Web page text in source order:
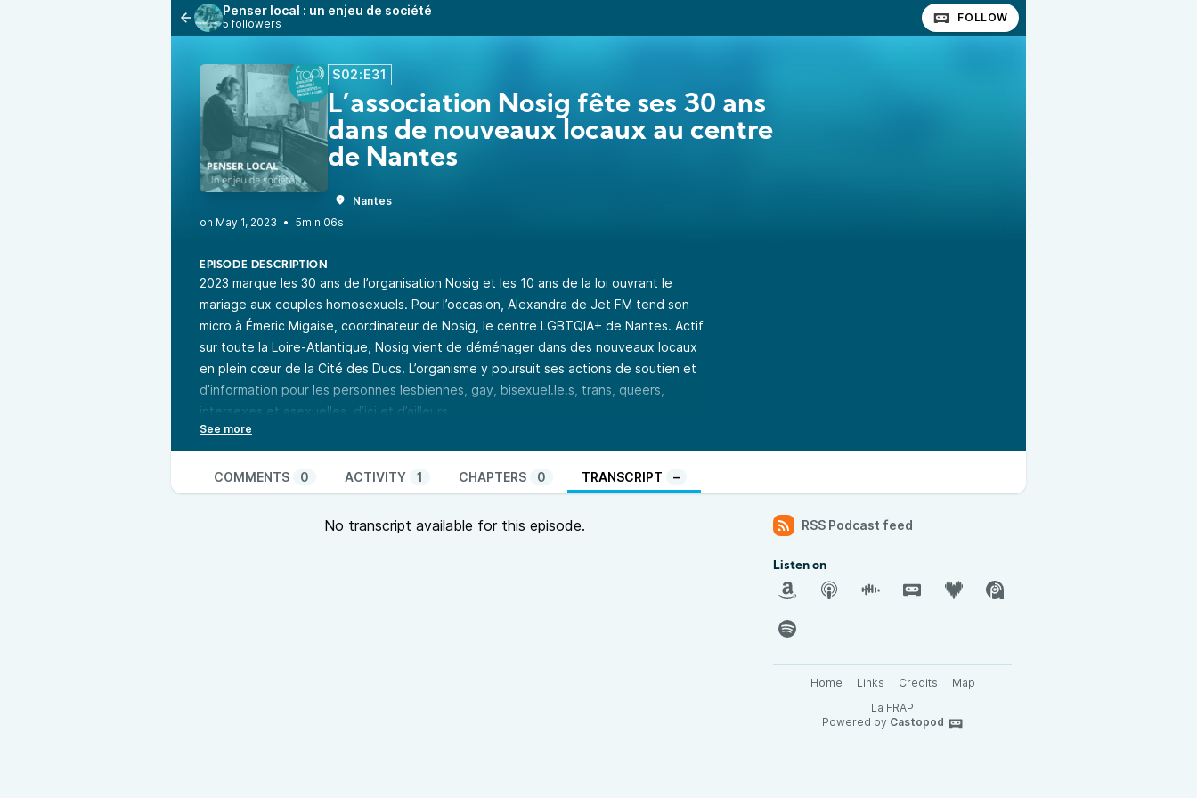
Penser local : un enjeu de société
5 followers FOLLOW
S02:E31
L’association Nosig fête ses 30 ans
dans de nouveaux locaux au centre
de Nantes
Nantes
• 5min 06s
EPISODE DESCRIPTION
2023 marque les 30 ans de l’organisation Nosig et les 10 ans de la loi ouvrant le
mariage aux couples homosexuels. Pour l’occasion, Alexandra de Jet FM tend son
micro à Émeric Migaise, coordinateur de Nosig, le centre LGBTQIA+ de Nantes. Actif
sur toute la Loire-Atlantique, Nosig vient de déménager dans des nouveaux locaux
en plein cœur de la Cité des Ducs. L’organisme y poursuit ses actions de soutien et
d’information pour les personnes lesbiennes, gay, bisexuel.le.s, trans, queers,
intersexes et asexuelles, d’ici et d’ailleurs.
Penser local : un enjeu de société
en Pays de la Loire. Une émission mutualisée entre 15 radios qui, à travers la diffusion
de reportages hebdomadaires, vous emmène à la rencontre d’initiatives qui
questionnent la proximité. Penser le local pour questionner : la consommation, la
production, la culture, l’énergie, l’économie, la politique… Bref, c’est un enjeu de
COMMENTS 0 ACTIVITY 1 CHAPTERS 0 TRANSCRIPT –
No transcript available for this episode. RSS Podcast feed
Listen on
Home Links Credits
Map
La FRAP
Powered by Castopod